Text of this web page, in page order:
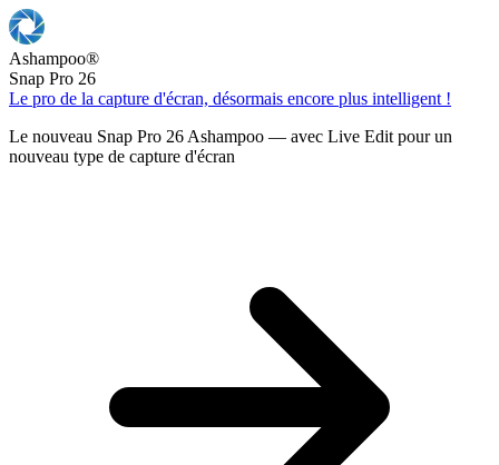
Ashampoo®
Snap Pro 26
Le pro de la capture d'écran, désormais encore plus intelligent !
Le nouveau Snap Pro 26 Ashampoo — avec Live Edit pour un
nouveau type de capture d'écran